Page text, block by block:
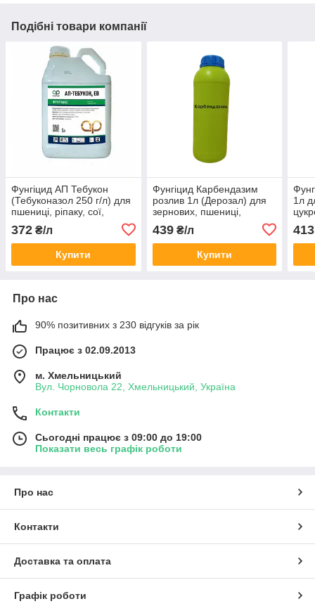
Подібні товари компанії
Фунгіцид АП Тебукон
(Тебуконазол 250 г/л) для
пшениці, ріпаку, сої,
виноградників
372 ₴/л
Купити
Фунгіцид Карбендазим
розлив 1л (Дерозал) для
зернових, пшениці,
соняшнику (карбендазим,
500 г/л)
439₴/л
Купити
1л
413
Про нас
90% позитивних з 230 відгуків за рік
Працює з 02.09.2013
м. Хмельницький
Вул. Чорновола 22, Хмельницький, Україна
Контакти
Сьогодні працює з 09:00 до 19:00
Показати весь графік роботи
Про нас
Контакти
Доставка та оплата
Графік роботи